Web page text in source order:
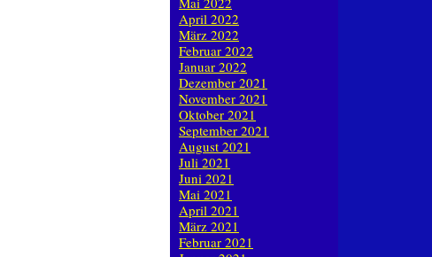
April 2022
März 2022
Februar 2022
Januar 2022
Dezember 2021
November 2021
Oktober 2021
September 2021
August 2021
Juli 2021
Juni 2021
Mai 2021
April 2021
März 2021
Februar 2021